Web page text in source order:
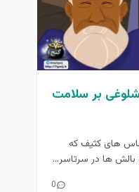
بر سلامت
های کثیف که
ها در سرتاسر...
0